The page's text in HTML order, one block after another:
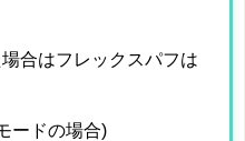
合はフレックスパフは
ードの場合)